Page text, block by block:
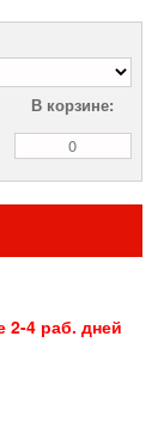
В корзине:
2-4 раб. дней